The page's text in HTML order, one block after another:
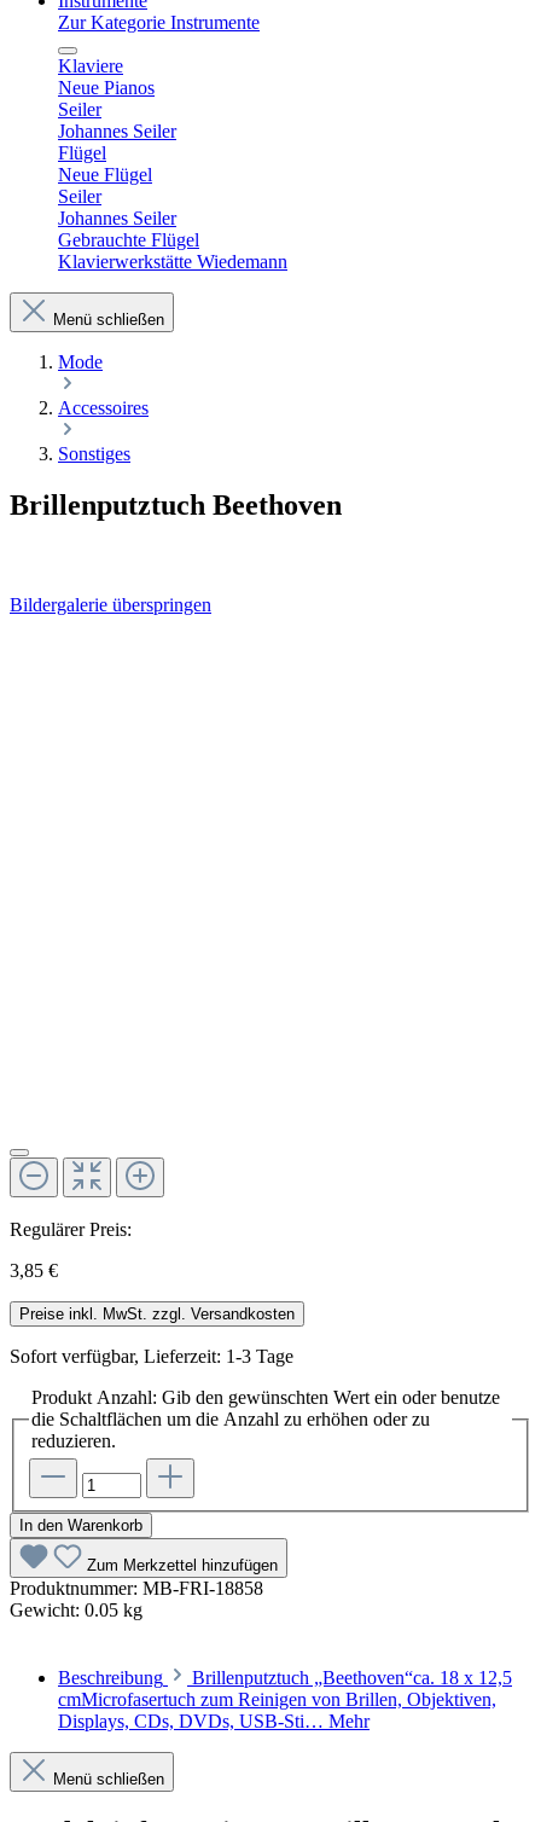
Zur Kategorie Instrumente
Klaviere
Neue Pianos
Seiler
Johannes Seiler
Flügel
Neue Flügel
Seiler
Johannes Seiler
Gebrauchte Flügel
Klavierwerkstätte Wiedemann
Menü schließen
Mode
Accessoires
Sonstiges
Brillenputztuch Beethoven
Bildergalerie überspringen
Regulärer Preis:
3,85 €
Preise inkl. MwSt. zzgl. Versandkosten
Sofort verfügbar, Lieferzeit: 1-3 Tage
Produkt Anzahl: Gib den gewünschten Wert ein oder benutze
die Schaltflächen um die Anzahl zu erhöhen oder zu
reduzieren.
In den Warenkorb
Zum Merkzettel hinzufügen
Produktnummer: MB-FRI-18858
Gewicht: 0.05 kg
Beschreibung
Brillenputztuch „Beethoven“ca. 18 x 12,5
cmMicrofasertuch zum Reinigen von Brillen, Objektiven,
Displays, CDs, DVDs, USB-Sti… Mehr
Menü schließen